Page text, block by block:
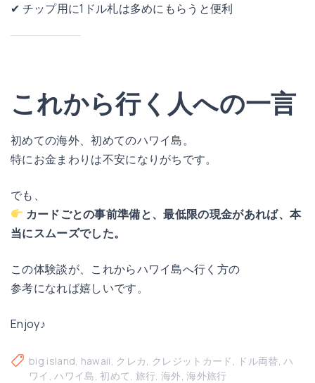
✔ チップ用に1ドル札は多めにもらうと便利
これから行く人への一言
初めての海外、初めてのハワイ島。
特にお金まわりは不安になりがちです。
でも、
カードごとの事前準備と、最低限の現金があれば、本
当にスムーズでした。
この体験談が、これからハワイ島へ行く方の
参考になれば嬉しいです。
Enjoy♪
big island hawaii クレカ クレジットカード ドル両替 ハ
ワイ ハワイ島 初めて 旅行 海外 海外旅行